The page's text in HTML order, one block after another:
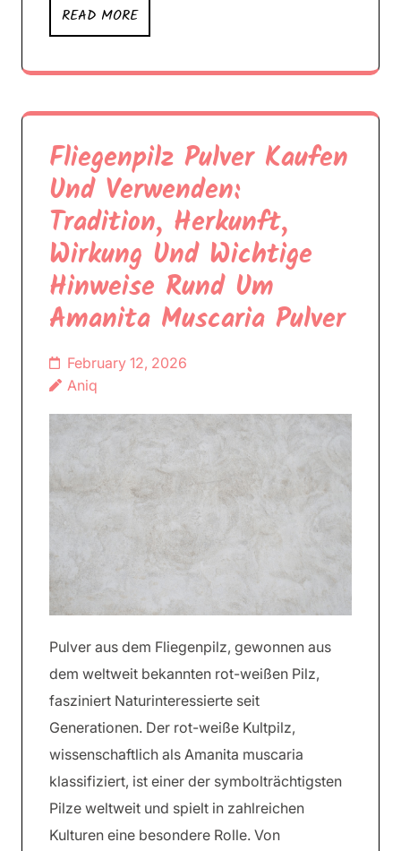
READ MORE
Fliegenpilz Pulver Kaufen
Und Verwenden:
Tradition, Herkunft,
Wirkung Und Wichtige
Hinweise Rund Um
Amanita Muscaria Pulver
February 12, 2026
Aniq
Pulver aus dem Fliegenpilz, gewonnen aus
dem weltweit bekannten rot-weißen Pilz,
fasziniert Naturinteressierte seit
Generationen. Der rot-weiße Kultpilz,
wissenschaftlich als Amanita muscaria
klassifiziert, ist einer der symbolträchtigsten
Pilze weltweit und spielt in zahlreichen
Kulturen eine besondere Rolle. Von